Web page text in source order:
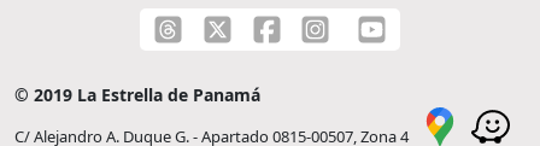
© 2019 La Estrella de Panamá
C/ Alejandro A. Duque G. - Apartado 0815-00507, Zona 4